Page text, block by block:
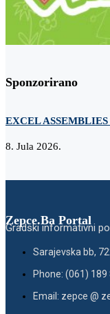
Sponzorirano
EXCEL
8. Jula 2026.
Zepce.Ba Portal
Gradski informativni
Sarajevska bb,
Phone: (061) 189
Email: zepce @